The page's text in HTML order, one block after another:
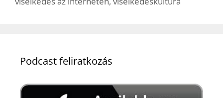
Podcast feliratkozás